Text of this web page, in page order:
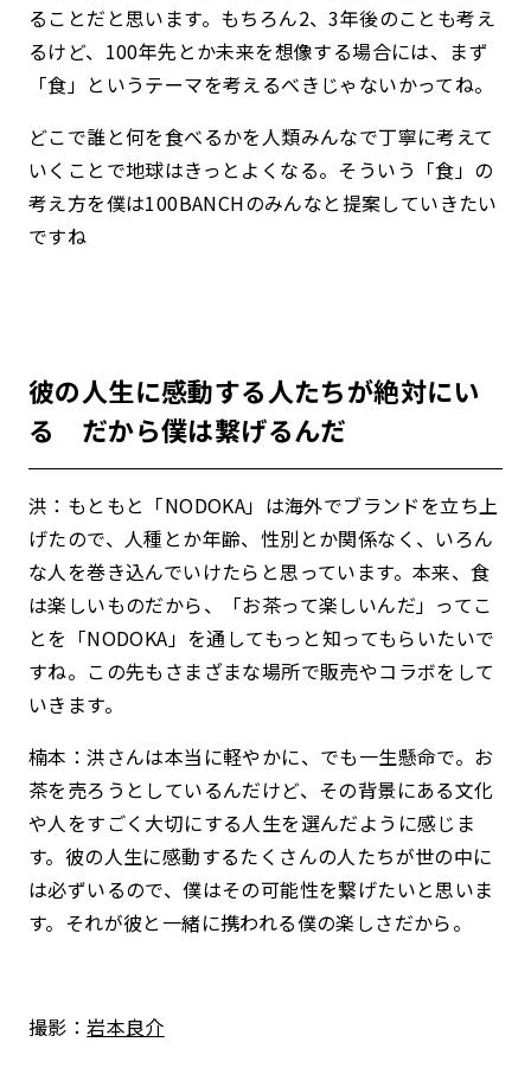
ることだと思います。もちろん2、3年後のことも考え
るけど、100年先とか未来を想像する場合には、まず
「食」というテーマを考えるべきじゃないかってね。
どこで誰と何を食べるかを人類みんなで丁寧に考えて
いくことで地球はきっとよくなる。そういう「食」の
考え方を僕は100BANCHのみんなと提案していきたい
ですね
彼の人生に感動する人たちが絶対にい
る だから僕は繋げるんだ
洪：もともと「NODOKA」は海外でブランドを立ち上
げたので、人種とか年齢、性別とか関係なく、いろん
な人を巻き込んでいけたらと思っています。本来、食
は楽しいものだから、「お茶って楽しいんだ」ってこ
とを「NODOKA」を通してもっと知ってもらいたいで
すね。この先もさまざまな場所で販売やコラボをして
いきます。
楠本：洪さんは本当に軽やかに、でも一生懸命で。お
茶を売ろうとしているんだけど、その背景にある文化
や人をすごく大切にする人生を選んだように感じま
す。彼の人生に感動するたくさんの人たちが世の中に
は必ずいるので、僕はその可能性を繋げたいと思いま
す。それが彼と一緒に携われる僕の楽しさだから。
撮影：岩本良介